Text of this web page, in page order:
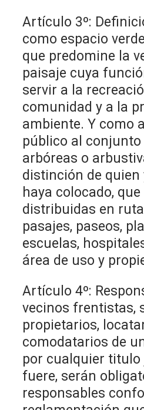
Artículo 3º:
como espacio
que predomine la
paisaje cuya
servir a la
comunidad y a la
ambiente. Y como
público al conjunto
arbóreas o
distinción de quien
haya colocado,
distribuidas en
pasajes, paseos,
escuelas,
área de uso y
Artículo 4º:
vecinos frentistas,
propietarios,
comodatarios de
por cualquier
fuere, serán
responsables